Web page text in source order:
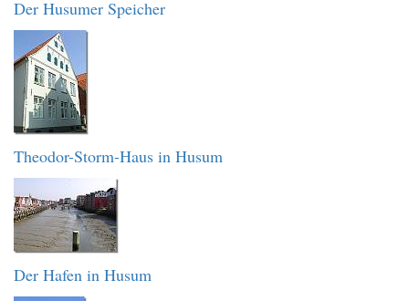
Der Husumer Speicher
Theodor-Storm-Haus in Husum
Der Hafen in Husum